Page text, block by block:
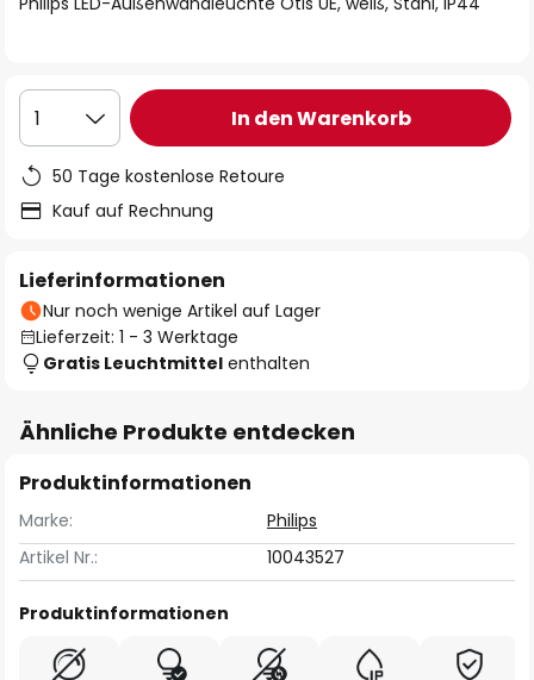
1 In den Warenkorb
50 Tage kostenlose Retoure
Kauf auf Rechnung
Lieferinformationen
Nur noch wenige Artikel auf Lager
Lieferzeit: 1 - 3 Werktage
Gratis Leuchtmittel enthalten
Ähnliche Produkte entdecken
Produktinformationen
Marke:
Philips
Artikel Nr.:
10043527
Produktinformationen